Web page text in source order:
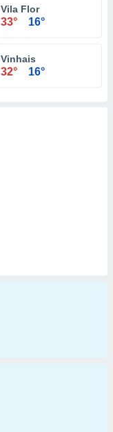
Vila Flor
33° 16°
Vinhais
32° 16°